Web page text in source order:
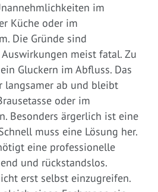
im
Küche oder im
Die Gründe sind
meist fatal. Zu
Gluckern im Abfluss. Das
langsamer ab und bleibt
oder im
Besonders ärgerlich ist eine
muss eine Lösung her.
eine professionelle
und rückstandslos.
erst selbst einzugreifen.